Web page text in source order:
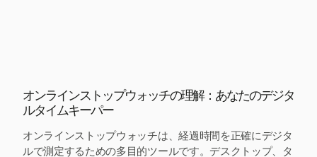
オンラインストップウォッチの理解：あなたのデジタ
ルタイムキーパー
オンラインストップウォッチは、経過時間を正確にデジタ
ルで測定するための多目的ツールです。デスクトップ、タ